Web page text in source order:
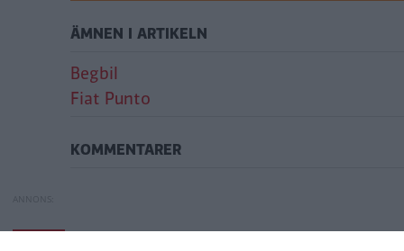
ÄMNEN I ARTIKELN
Begbil
Fiat Punto
KOMMENTARER